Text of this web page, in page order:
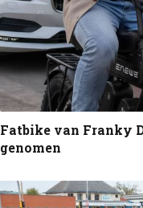
Fatbike van Franky
genomen